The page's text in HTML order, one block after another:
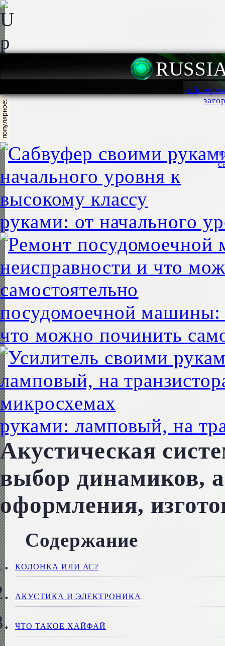
руками: от начального
посудомоечной машины:
что можно починить
руками: ламповый, на
Акустическая
выбор динамиков,
оформления,
Содержание
КОЛОНКА ИЛИ АС?
АКУСТИКА И ЭЛЕКТРОНИКА
ЧТО ТАКОЕ ХАЙФАЙ